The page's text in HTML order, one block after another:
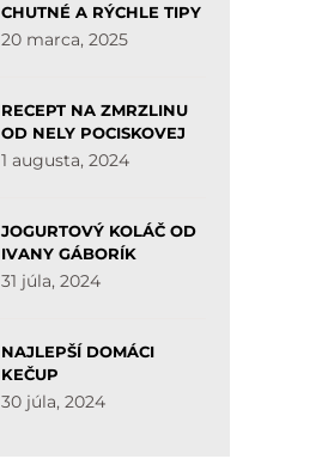
CHUTNÉ A RÝCHLE TIPY
20 marca, 2025
RECEPT NA ZMRZLINU
OD NELY POCISKOVEJ
1 augusta, 2024
JOGURTOVÝ KOLÁČ OD
IVANY GÁBORÍK
31 júla, 2024
NAJLEPŠÍ DOMÁCI
KEČUP
30 júla, 2024